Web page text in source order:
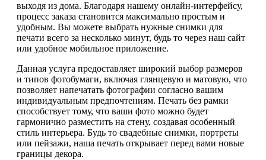
выходя из дома. Благодаря нашему онлайн-интерфейсу,
процесс заказа становится максимально простым и
удобным. Вы можете выбрать нужные снимки для
печати всего за несколько минут, будь то через наш сайт
или удобное мобильное приложение.
Данная услуга предоставляет широкий выбор размеров
и типов фотобумаги, включая глянцевую и матовую, что
позволяет напечатать фотографии согласно вашим
индивидуальным предпочтениям. Печать без рамки
способствует тому, что ваши фото можно будет
гармонично разместить на стену, создавая особенный
стиль интерьера. Будь то свадебные снимки, портреты
или пейзажи, наша печать открывает перед вами новые
границы декора.